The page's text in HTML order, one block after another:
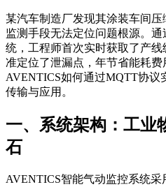
某汽车制造厂发现其涂装车间
监测手段无法定位问题根源。
统，工程师首次实时获取了产
准定位了泄漏点，年节省能耗
AVENTICS如何通过MQTT协
传输与应用。
一、系统架构：工业
石
AVENTICS智能气动监控系统